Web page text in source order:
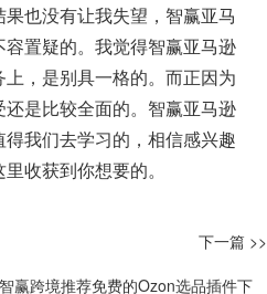
也没有让我失望，智赢亚马
置疑的。我觉得智赢亚马逊
，是别具一格的。而正因为
是比较全面的。智赢亚马逊
我们去学习的，相信感兴趣
收获到你想要的。
下一篇 >>
赢跨境推荐免费的Ozon选品插件下